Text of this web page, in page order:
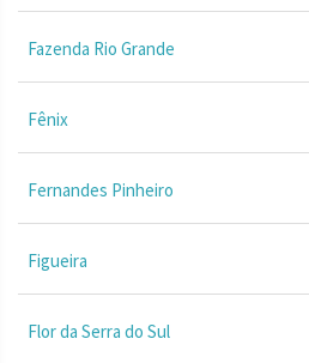
Fazenda Rio Grande
Fênix
Fernandes Pinheiro
Figueira
Flor da Serra do Sul